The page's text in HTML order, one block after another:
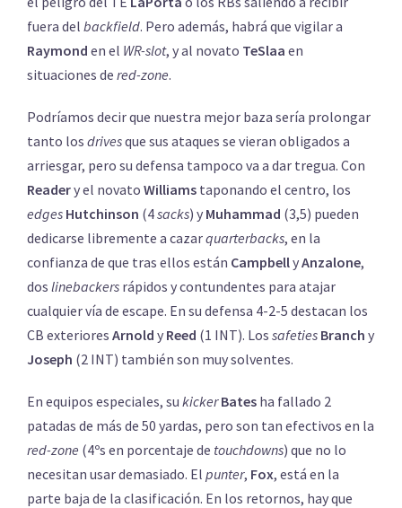
fuera del backfield. Pero además, habrá que vigilar a
Raymond en el WR-slot, y al novato TeSlaa en
situaciones de red-zone.
Podríamos decir que nuestra mejor baza sería prolongar
tanto los drivesque sus ataques se vieran obligados a
arriesgar, pero su defensa tampoco va a dar tregua. Con
Readery el novato Williams taponando el centro, los
edges Hutchinson (4sacks) y Muhammad (3,5) pueden
dedicarse libremente a cazarquarterbacks, en la
confianza de que tras ellos están CampbellyAnzalone,
dos linebackers rápidos y contundentes para atajar
cualquier vía de escape. En su defensa 4-2-5 destacan los
CB exteriores Arnold y Reed (1 INT). Los safeties Branch y
Joseph (2 INT) también son muy solventes.
En equipos especiales, su kickerBates ha fallado 2
patadas de más de 50 yardas, pero son tan efectivos en la
red-zone (4ºs en porcentaje de touchdowns) que no lo
necesitan usar demasiado. El punter, Fox, está en la
parte baja de la clasificación. En los retornos, hay que